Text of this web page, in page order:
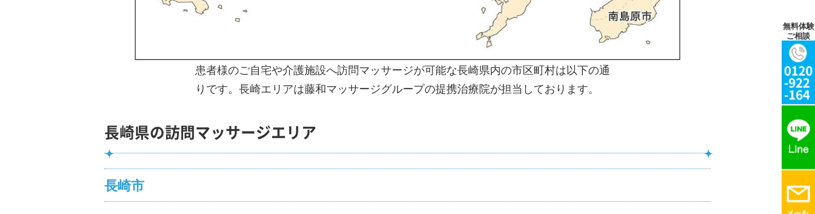
無料体験
ご相談
患者様のご自宅や介護施設へ訪問マッサージが可能な長崎県内の市区町村は以下の通
りです。長崎エリアは藤和マッサージグループの提携治療院が担当しております。
長崎県の訪問マッサージエリア
長崎市